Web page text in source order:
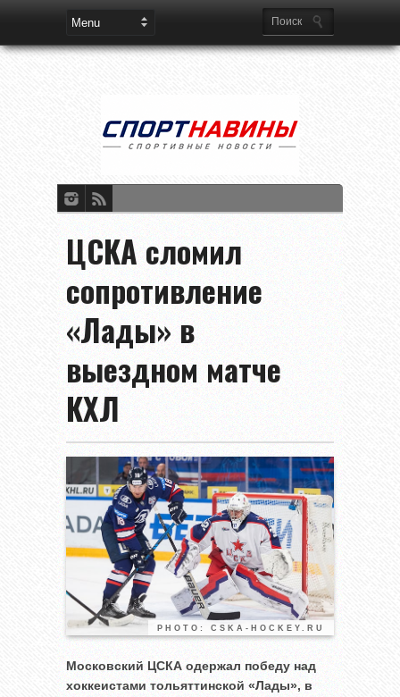
ЦСКА сломил
сопротивление
«Лады» в
выездном матче
КХЛ
PHOTO: CSKA-HOCKEY.RU
Московский ЦСКА одержал победу над
хоккеистами тольяттинской «Лады», в